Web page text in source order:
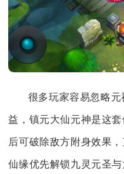
很多玩家容易忽略
益，镇元大仙元神是这
后可破除敌方附身效果
仙缘优先解锁九灵元圣